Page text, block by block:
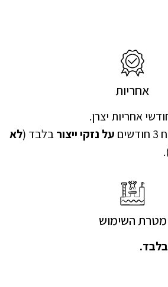
אחריות
על נזקי ייצורבלבד (לא
מטרת השימוש